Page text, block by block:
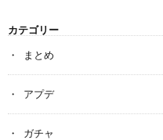
カテゴリー
まとめ
アプデ
ガチャ